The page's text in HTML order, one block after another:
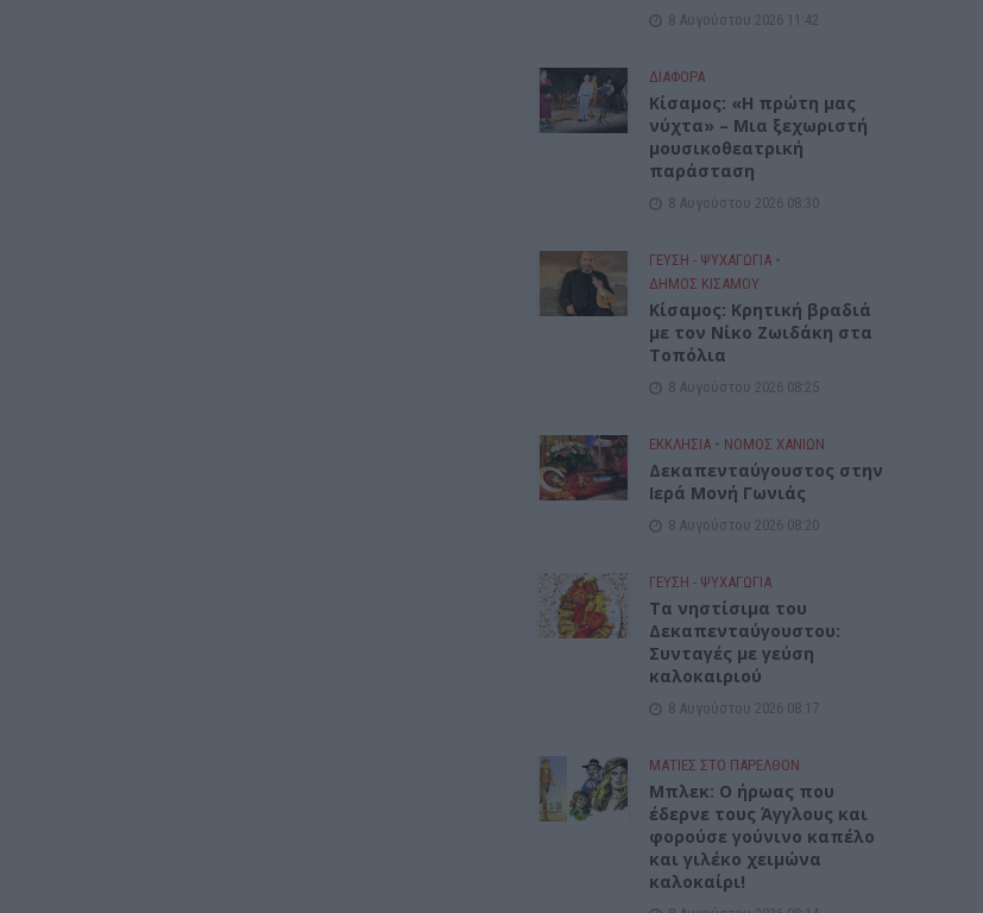
8 Αυγούστου 2026 11:42
ΔΙΆΦΟΡΑ
Κίσαμος: «Η πρώτη μας
νύχτα» – Μια ξεχωριστή
μουσικοθεατρική
παράσταση
8 Αυγούστου 2026 08:30
ΓΕΎΣΗ - ΨΥΧΑΓΩΓΊΑ •
ΔΉΜΟΣ ΚΙΣΆΜΟΥ
Kίσαμος: Κρητική βραδιά
με τον Νίκο Ζωιδάκη στα
Τοπόλια
8 Αυγούστου 2026 08:25
ΕΚΚΛΗΣΙΑ • ΝΟΜΌΣ ΧΑΝΊΩΝ
Δεκαπενταύγουστος στην
Ιερά Μονή Γωνιάς
8 Αυγούστου 2026 08:20
ΓΕΎΣΗ - ΨΥΧΑΓΩΓΊΑ
Τα νηστίσιμα του
Δεκαπενταύγουστου:
Συνταγές με γεύση
καλοκαιριού
8 Αυγούστου 2026 08:17
ΜΑΤΙΕΣ ΣΤΟ ΠΑΡΕΛΘΟΝ
Μπλεκ: O ήρωας που
έδερνε τους Άγγλους και
φορούσε γούνινο καπέλο
και γιλέκο χειμώνα
καλοκαίρι!